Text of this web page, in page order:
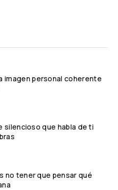
imagen personal coherente
silencioso que habla de ti
no tener que pensar qué